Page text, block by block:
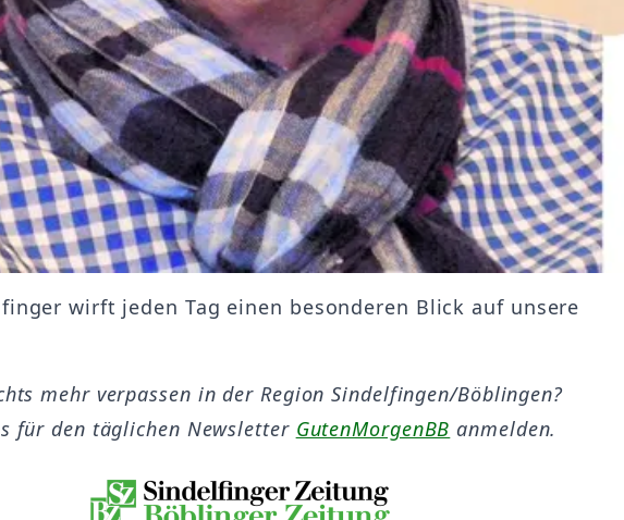
wirft jeden Tag einen besonderen Blick auf unsere
mehr verpassen in der Region Sindelfingen/Böblingen?
für den täglichen Newsletter GutenMorgenBB anmelden.